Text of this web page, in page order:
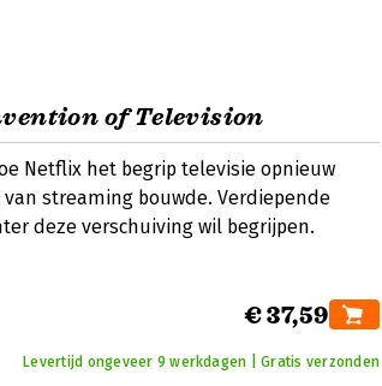
of Television
Netflix het begrip televisie opnieuw
streaming bouwde. Verdiepende
deze verschuiving wil begrijpen.
€ 37,59
Levertijd ongeveer 9 werkdagen | Gratis verzonden